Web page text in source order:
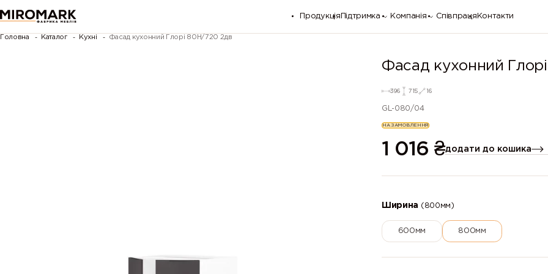
Продукція Підтримка Компанія Співпраця Контакти
Головна Каталог Кухні Фасад кухонний Глорі 80Н/720 2дв
Фасад кухонний
396 715 16
GL-080/04
НА ЗАМОВЛЕННЯ
1 016 ₴додати до кошика
Ширина (800мм)
600мм 800мм